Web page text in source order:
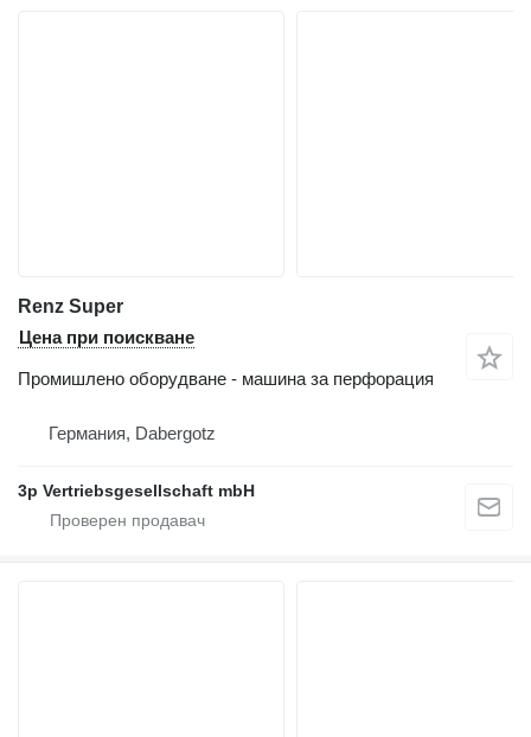
Renz Super
Цена при поискване
Промишлено оборудване - машина за перфорация
Германия, Dabergotz
3p Vertriebsgesellschaft mbH